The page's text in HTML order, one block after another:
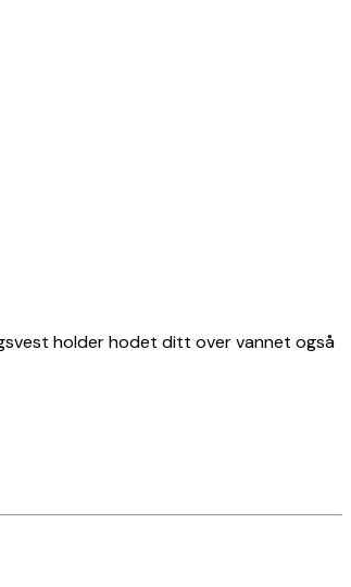
holder hodet ditt over vannet også